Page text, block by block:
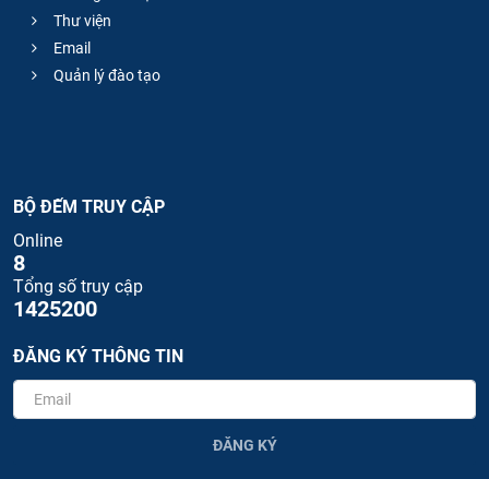
Thư viện
Email
Quản lý đào tạo
BỘ ĐẾM TRUY CẬP
Online
8
Tổng số truy cập
1425200
ĐĂNG KÝ THÔNG TIN
ĐĂNG KÝ